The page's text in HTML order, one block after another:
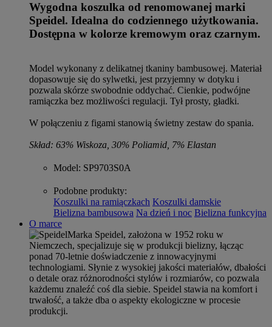
Wygodna koszulka od renomowanej marki
Speidel. Idealna do codziennego użytkowania.
Dostępna w kolorze kremowym oraz czarnym.
Model wykonany z delikatnej tkaniny bambusowej. Materiał
dopasowuje się do sylwetki, jest przyjemny w dotyku i
pozwala skórze swobodnie oddychać. Cienkie, podwójne
ramiączka bez możliwości regulacji. Tył prosty, gładki.
W połączeniu z figami stanowią świetny zestaw do spania.
Skład: 63% Wiskoza, 30% Poliamid, 7% Elastan
Model: SP9703S0A
Podobne produkty:
Koszulki na ramiączkach Koszulki damskie
Bielizna bambusowa Na dzień i noc Bielizna funkcyjna
O marce
Marka Speidel, założona w 1952 roku w
Niemczech, specjalizuje się w produkcji bielizny, łącząc
ponad 70-letnie doświadczenie z innowacyjnymi
technologiami. Słynie z wysokiej jakości materiałów, dbałości
o detale oraz różnorodności stylów i rozmiarów, co pozwala
każdemu znaleźć coś dla siebie. Speidel stawia na komfort i
trwałość, a także dba o aspekty ekologiczne w procesie
produkcji.